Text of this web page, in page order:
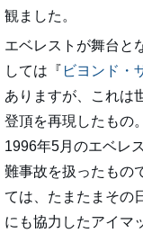
観ました。
エベレストが舞台と
しては『 ビヨンド・
ありますが、これは
登頂を再現したもの
1996年5月のエベレ
難事故を扱ったもの
ては、たまたまその
にも協力したアイマ